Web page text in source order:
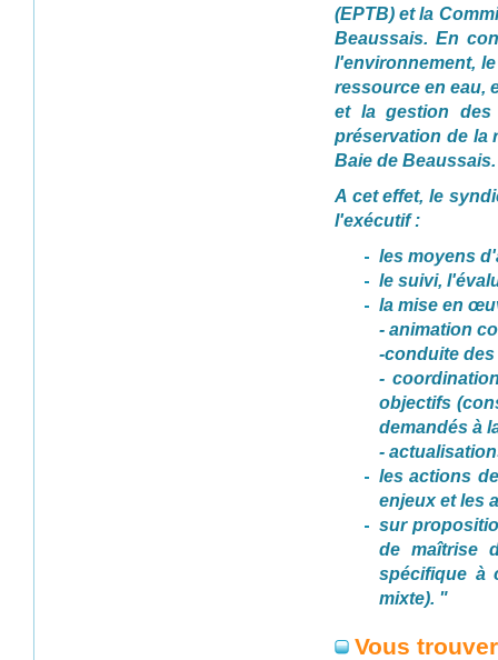
(EPTB) et la
Beaussais. En
l'environnement,
ressource en eau,
et la gestion des
préservation de la
Baie de Beaussais.
A cet effet, le
l'exécutif :
les moyens
le suivi,
la mise en
- animation
-conduite
-
objectifs
demandés à
-
les actions
enjeux et les
sur
de maîtrise
spécifique à
mixte). "
Vous